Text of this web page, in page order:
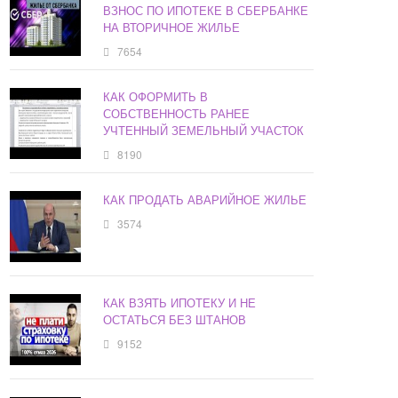
ВЗНОС ПО ИПОТЕКЕ В СБЕРБАНКЕ
НА ВТОРИЧНОЕ ЖИЛЬЕ
7654
КАК ОФОРМИТЬ В
СОБСТВЕННОСТЬ РАНЕЕ
УЧТЕННЫЙ ЗЕМЕЛЬНЫЙ УЧАСТОК
8190
КАК ПРОДАТЬ АВАРИЙНОЕ ЖИЛЬЕ
3574
КАК ВЗЯТЬ ИПОТЕКУ И НЕ
ОСТАТЬСЯ БЕЗ ШТАНОВ
9152